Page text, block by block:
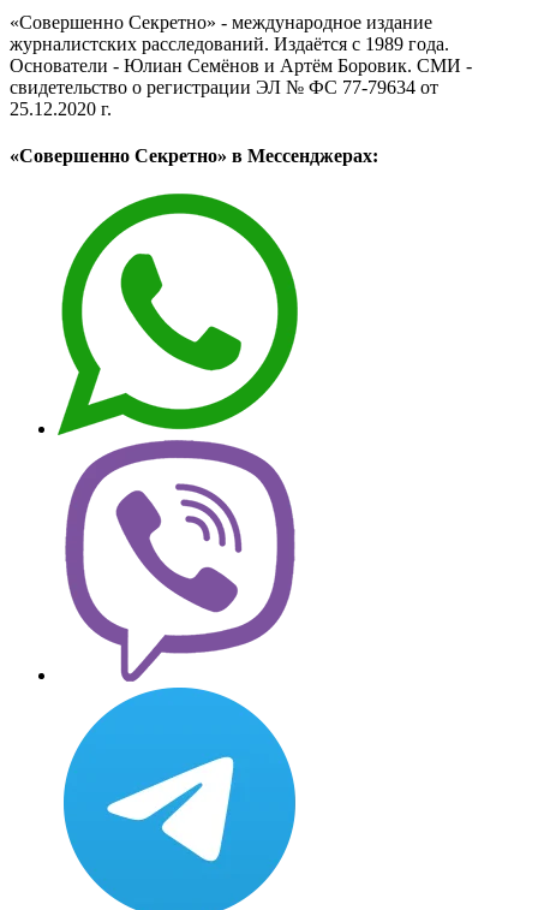
«Совершенно Секретно» - международное издание
журналистских расследований. Издаётся с 1989 года.
Основатели - Юлиан Семёнов и Артём Боровик. CМИ -
свидетельство о регистрации ЭЛ № ФС 77-79634 от
25.12.2020 г.
«Совершенно Секретно» в Мессенджерах: